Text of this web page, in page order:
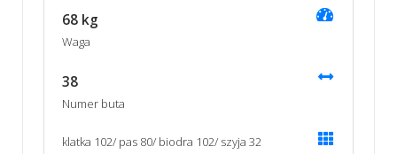
68 kg
Waga
38
Numer buta
klatka 102/ pas 80/ biodra 102/ szyja 32